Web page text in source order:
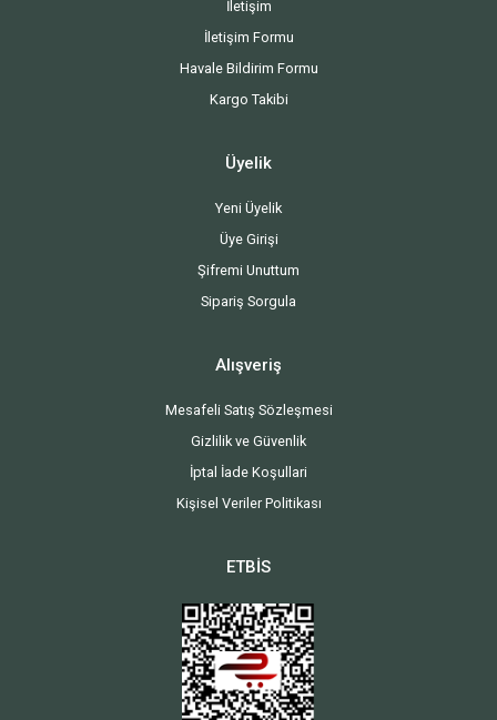
İletişim
İletişim Formu
Havale Bildirim Formu
Kargo Takibi
Üyelik
Yeni Üyelik
Üye Girişi
Şifremi Unuttum
Sipariş Sorgula
Alışveriş
Mesafeli Satış Sözleşmesi
Gizlilik ve Güvenlik
İptal İade Koşullari
Kişisel Veriler Politikası
ETBİS